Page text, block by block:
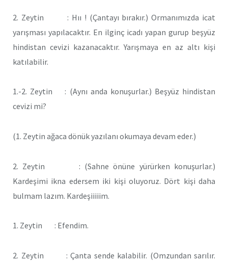
2. Zeytin : Hıı ! (Çantayı bırakır.) Ormanımızda icat
yarışması yapılacaktır. En ilginç icadı yapan gurup beşyüz
hindistan cevizi kazanacaktır. Yarışmaya en az altı kişi
katılabilir.
1.-2. Zeytin : (Aynı anda konuşurlar.) Beşyüz hindistan
cevizi mi?
(1. Zeytin ağaca dönük yazılanı okumaya devam eder.)
2. Zeytin : (Sahne önüne yürürken konuşurlar.)
Kardeşimi ikna edersem iki kişi oluyoruz. Dört kişi daha
bulmam lazım. Kardeşiiiiim.
1. Zeytin : Efendim.
2. Zeytin : Çanta sende kalabilir. (Omzundan sarılır.